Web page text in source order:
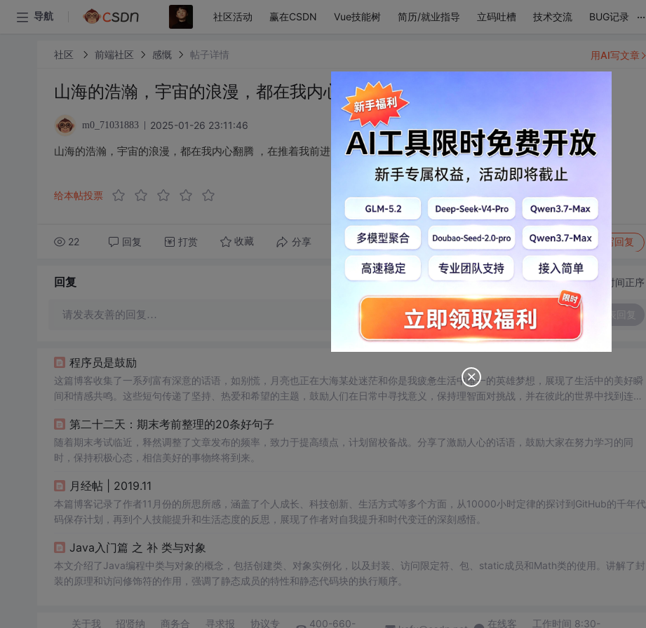
导航 社区活动 赢在CSDN Vue技能树 简历/就业指导 立码吐槽 技术交流 BUG记录 ...
社区 前端社区 感慨 帖子详情
山海的浩瀚，宇宙的浪漫，都在我内心翻腾 ，在推着我前进。
m0_71031883 2025-01-26 23:11:46
山海的浩瀚，宇宙的浪漫，都在我内心翻腾 ，在推着我前进。
给本帖投票
22 回复 打赏 收藏 分享 转发到动态 举报 写回复
用AI写文章
回复 切换为时间正序
请发表友善的回复…
程序员是鼓励
这篇博客收集了一系列富有深意的话语，如别慌，月亮也正在大海某处迷茫和你是我疲惫生活中唯一的英雄梦想，展现了生活中的美好瞬
间和情感共鸣。这些短句传递了坚持、热爱和希望的主题，鼓励人们在日常中寻找意义，保持理智面对挑战，并在彼此的世界中找到连
第二十二天：期末考前整理的20条好句子
随着期末考试临近，释然调整了文章发布的频率，致力于提高绩点，计划留校备战。分享了激励人心的话语，鼓励大家在努力学习的同
时，保持积极心态，相信美好的事物终将到来。
月经帖 | 2019.11
本篇博客记录了作者11月份的所思所感，涵盖了个人成长、科技创新、生活方式等多个方面，从10000小时定律的探讨到GitHub的千年代
码保存计划，再到个人技能提升和生活态度的反思，展现了作者对自我提升和时代变迁的深刻感悟。
Java入门篇 之 补 类与对象
本文介绍了Java编程中类与对象的概念，包括创建类、对象实例化，以及封装、访问限定符、包、static成员和Math类的使用。讲解了封
装的原理和访问修饰符的作用，强调了静态成员的特性和静态代码块的执行顺序。
关于我 招贤纳 商务合 寻求报 协议专 400-660- 在线客 工作时间 8:30-